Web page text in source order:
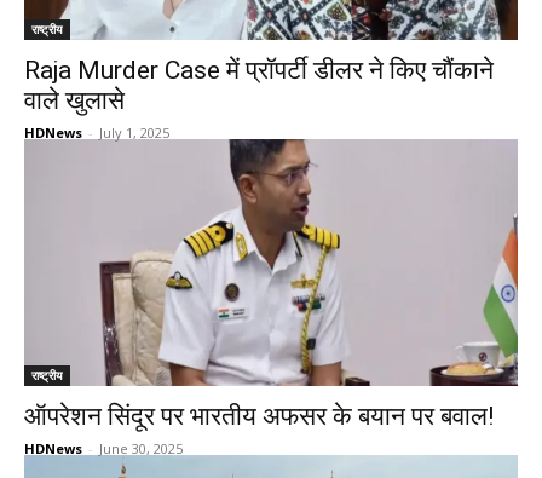
राष्ट्रीय
Raja Murder Case में प्रॉपर्टी डीलर ने किए चौंकाने
वाले खुलासे
HDNews - July 1, 2025
राष्ट्रीय
ऑपरेशन सिंदूर पर भारतीय अफसर के बयान पर बवाल!
HDNews - June 30, 2025